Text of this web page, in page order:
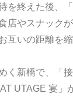
を終えた後、
店やスナック
互いの距離を
く新橋で、「
UTAGE 宴